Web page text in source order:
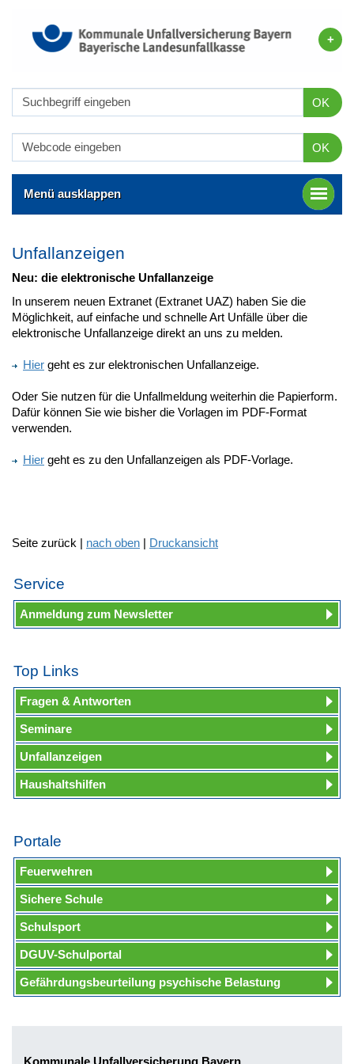
OK
OK
Menü ausklappen
Unfallanzeigen
Neu: die elektronische Unfallanzeige
In unserem neuen Extranet (Extranet UAZ) haben Sie die
Möglichkeit, auf einfache und schnelle Art Unfälle über die
elektronische Unfallanzeige direkt an uns zu melden.
Hier geht es zur elektronischen Unfallanzeige.
Oder Sie nutzen für die Unfallmeldung weiterhin die Papierform.
Dafür können Sie wie bisher die Vorlagen im PDF-Format
verwenden.
Hier geht es zu den Unfallanzeigen als PDF-Vorlage.
Seite zurück | nach oben | Druckansicht
Service
Anmeldung zum Newsletter
Top Links
Fragen & Antworten
Seminare
Unfallanzeigen
Haushaltshilfen
Portale
Feuerwehren
Sichere Schule
Schulsport
DGUV-Schulportal
Gefährdungsbeurteilung psychische Belastung
Kommunale Unfallversicherung Bayern